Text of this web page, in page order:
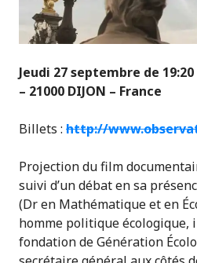
Jeudi 27 septembre de 19:20
– 21000 DIJON – France
Billets : http://
Projection du film
suivi d’un débat en sa
(Dr en Mathématique et en
homme politique écologique,
fondation de Génération